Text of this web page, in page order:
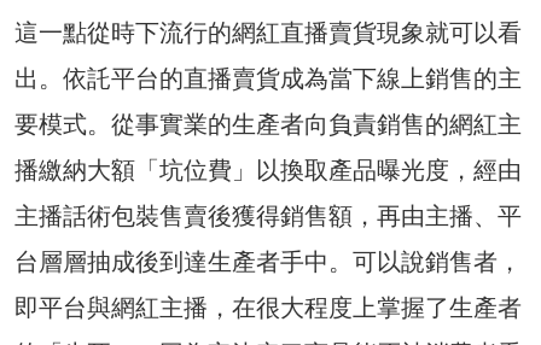
這一點從時下流行的網紅直播賣貨現象就可以看
出。依託平台的直播賣貨成為當下線上銷售的主
要模式。從事實業的生產者向負責銷售的網紅主
播繳納大額「坑位費」以換取產品曝光度，經由
主播話術包裝售賣後獲得銷售額，再由主播、平
台層層抽成後到達生產者手中。可以說銷售者，
即平台與網紅主播，在很大程度上掌握了生產者